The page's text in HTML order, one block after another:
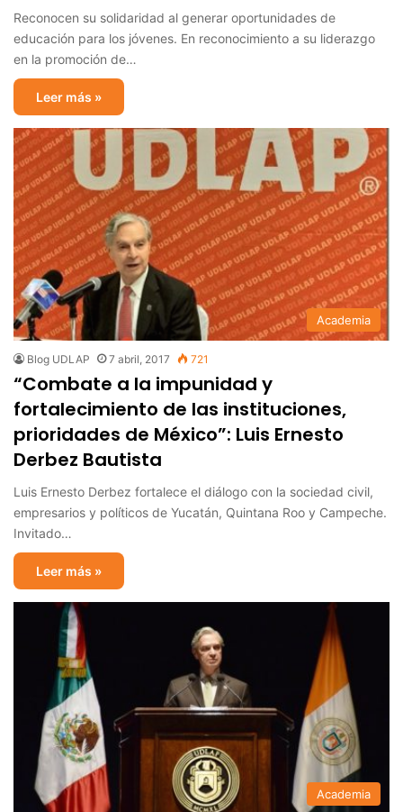
Reconocen su solidaridad al generar oportunidades de
educación para los jóvenes. En reconocimiento a su liderazgo
en la promoción de…
Leer más »
Academia
Blog UDLAP 7 abril, 2017 721
“Combate a la impunidad y
fortalecimiento de las instituciones,
prioridades de México”: Luis Ernesto
Derbez Bautista
Luis Ernesto Derbez fortalece el diálogo con la sociedad civil,
empresarios y políticos de Yucatán, Quintana Roo y Campeche.
Invitado…
Leer más »
Academia